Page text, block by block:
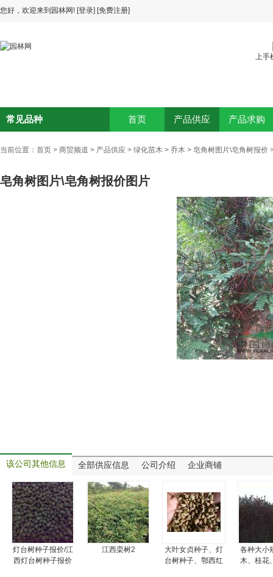
您好，欢迎来到园林网! [登录] [免费注册]
上手
首页 产品供应 产品求购
常见品种
当前位置： 首页 > 商贸频道 > 产品供应 > 绿化苗木 > 乔木 > 皂角树图片\皂角树报价
皂角树图片\皂角树报价图片
该公司其他信息 全部供应信息 公司介绍 企业商铺
灯台树种子报价/江
西灯台树种子报价
江西栾树2
大叶女贞种子、灯
台树种子、鄂西红
各种大小
木、桂花